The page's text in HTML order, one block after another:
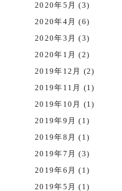
2020年5月 (3)
2020年4月 (6)
2020年3月 (3)
2020年1月 (2)
2019年12月 (2)
2019年11月 (1)
2019年10月 (1)
2019年9月 (1)
2019年8月 (1)
2019年7月 (3)
2019年6月 (1)
2019年5月 (1)